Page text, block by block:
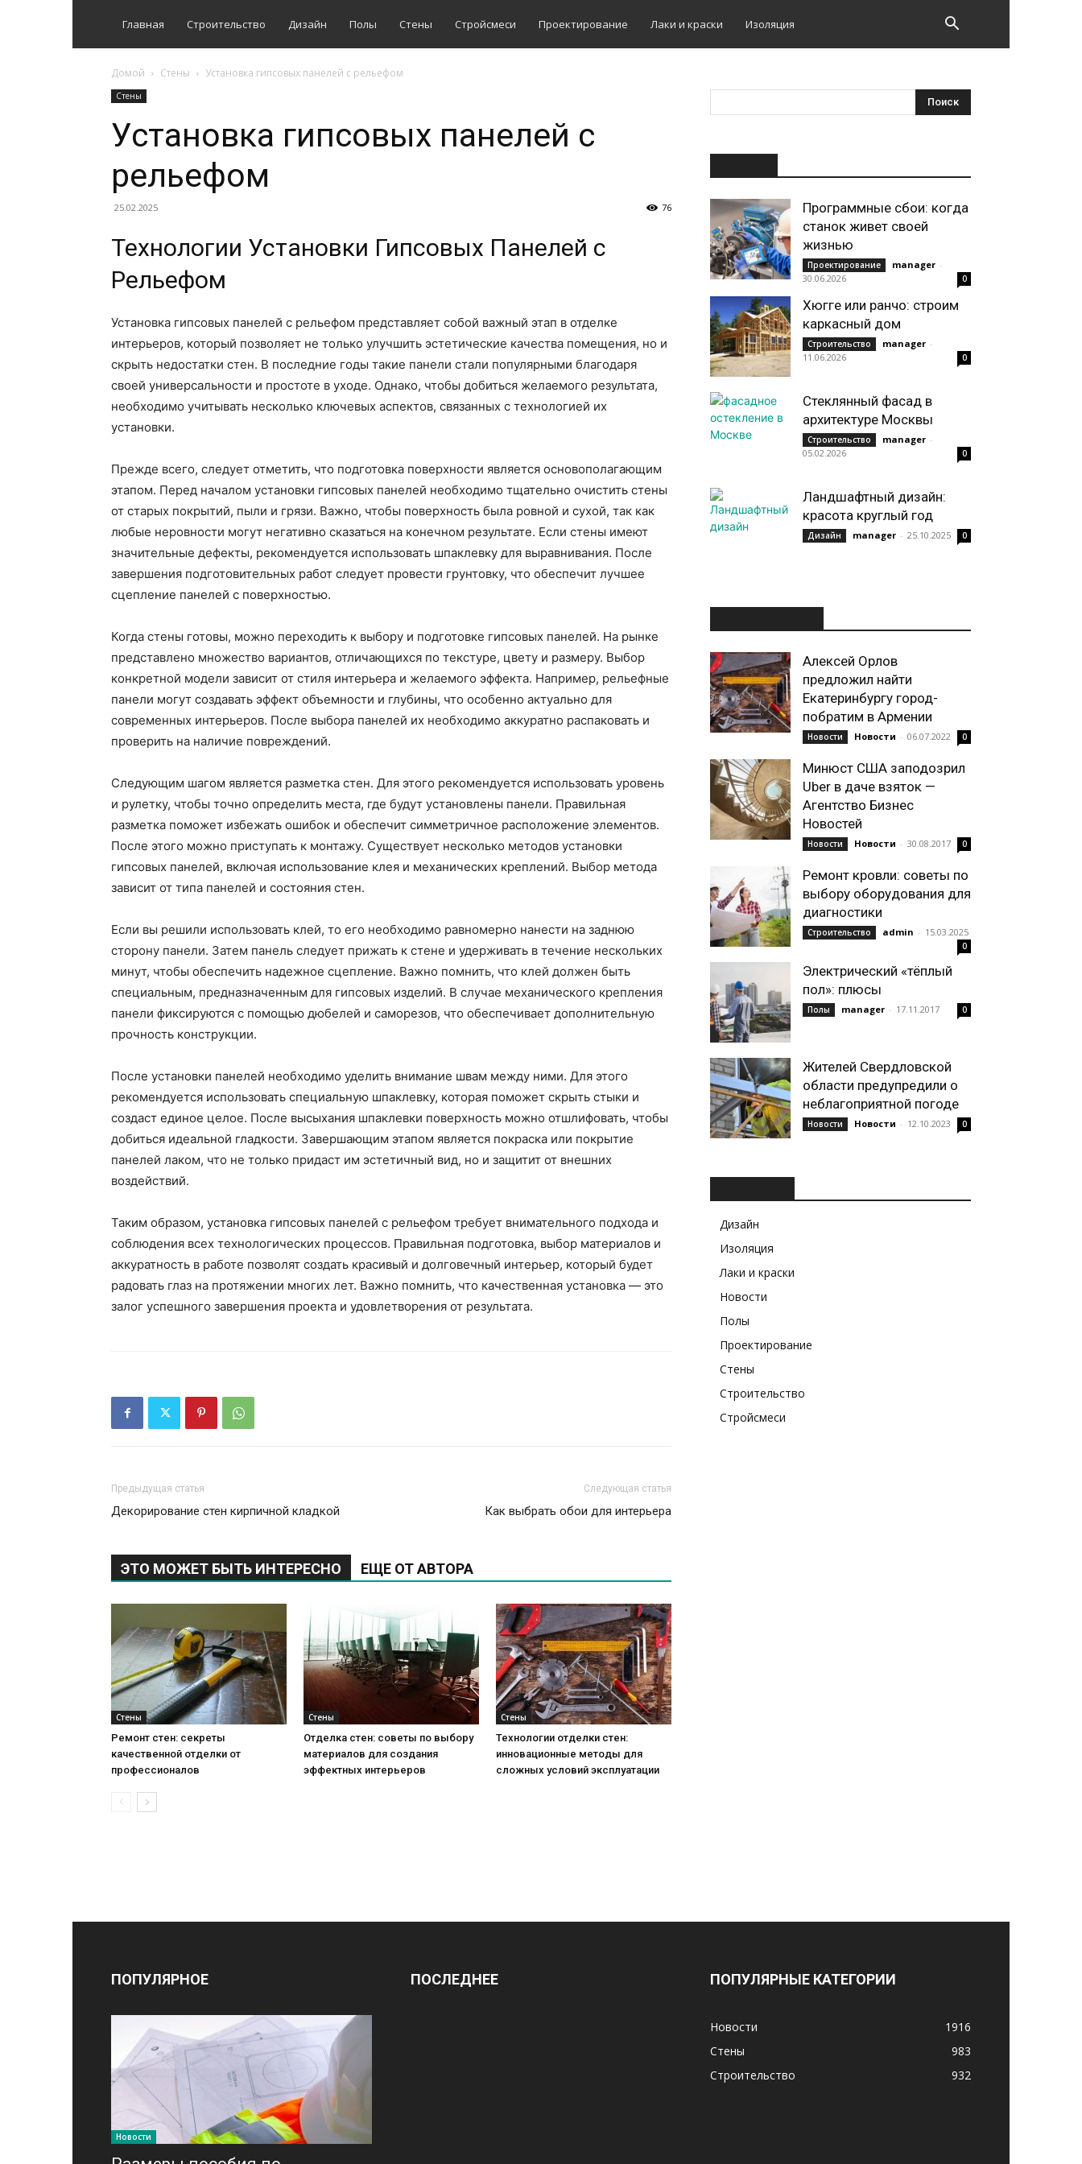
Главная Строительство Дизайн Полы Стены Стройсмеси Проектирование Лаки и краски Изоляция
Домой Стены Установка гипсовых панелей с рельефом
Стены
Установка гипсовых панелей с
рельефом
25.02.2025 76
Технологии Установки Гипсовых Панелей с
Рельефом
Установка гипсовых панелей с рельефом представляет собой важный этап в отделке
интерьеров, который позволяет не только улучшить эстетические качества помещения, но и
скрыть недостатки стен. В последние годы такие панели стали популярными благодаря
своей универсальности и простоте в уходе. Однако, чтобы добиться желаемого результата,
необходимо учитывать несколько ключевых аспектов, связанных с технологией их
установки.
Прежде всего, следует отметить, что подготовка поверхности является основополагающим
этапом. Перед началом установки гипсовых панелей необходимо тщательно очистить стены
от старых покрытий, пыли и грязи. Важно, чтобы поверхность была ровной и сухой, так как
любые неровности могут негативно сказаться на конечном результате. Если стены имеют
значительные дефекты, рекомендуется использовать шпаклевку для выравнивания. После
завершения подготовительных работ следует провести грунтовку, что обеспечит лучшее
сцепление панелей с поверхностью.
Когда стены готовы, можно переходить к выбору и подготовке гипсовых панелей. На рынке
представлено множество вариантов, отличающихся по текстуре, цвету и размеру. Выбор
конкретной модели зависит от стиля интерьера и желаемого эффекта. Например, рельефные
панели могут создавать эффект объемности и глубины, что особенно актуально для
современных интерьеров. После выбора панелей их необходимо аккуратно распаковать и
проверить на наличие повреждений.
Следующим шагом является разметка стен. Для этого рекомендуется использовать уровень
и рулетку, чтобы точно определить места, где будут установлены панели. Правильная
разметка поможет избежать ошибок и обеспечит симметричное расположение элементов.
После этого можно приступать к монтажу. Существует несколько методов установки
гипсовых панелей, включая использование клея и механических креплений. Выбор метода
зависит от типа панелей и состояния стен.
Если вы решили использовать клей, то его необходимо равномерно нанести на заднюю
сторону панели. Затем панель следует прижать к стене и удерживать в течение нескольких
минут, чтобы обеспечить надежное сцепление. Важно помнить, что клей должен быть
специальным, предназначенным для гипсовых изделий. В случае механического крепления
панели фиксируются с помощью дюбелей и саморезов, что обеспечивает дополнительную
прочность конструкции.
После установки панелей необходимо уделить внимание швам между ними. Для этого
рекомендуется использовать специальную шпаклевку, которая поможет скрыть стыки и
создаст единое целое. После высыхания шпаклевки поверхность можно отшлифовать, чтобы
добиться идеальной гладкости. Завершающим этапом является покраска или покрытие
панелей лаком, что не только придаст им эстетичный вид, но и защитит от внешних
воздействий.
Таким образом, установка гипсовых панелей с рельефом требует внимательного подхода и
соблюдения всех технологических процессов. Правильная подготовка, выбор материалов и
аккуратность в работе позволят создать красивый и долговечный интерьер, который будет
радовать глаз на протяжении многих лет. Важно помнить, что качественная установка — это
залог успешного завершения проекта и удовлетворения от результата.
Предыдущая статья
Декорирование стен кирпичной кладкой
Следующая статья
Как выбрать обои для интерьера
ЭТО МОЖЕТ БЫТЬ ИНТЕРЕСНО ЕЩЕ ОТ АВТОРА
Стены
Ремонт стен: секреты
качественной отделки от
профессионалов
Стены
Отделка стен: советы по выбору
материалов для создания
эффектных интерьеров
Стены
Технологии отделки стен:
инновационные методы для
сложных условий эксплуатации
Программные сбои: когда
станок живет своей
жизнью
Проектирование manager -
30.06.2026
0
Хюгге или ранчо: строим
каркасный дом
Строительство manager -
11.06.2026
0
Стеклянный фасад в
архитектуре Москвы
Строительство manager -
05.02.2026
0
Ландшафтный дизайн:
красота круглый год
Дизайн manager - 25.10.2025 0
Алексей Орлов
предложил найти
Екатеринбургу город-
побратим в Армении
Новости Новости - 06.07.2022 0
Минюст США заподозрил
Uber в даче взяток —
Агентство Бизнес
Новостей
Новости Новости - 30.08.2017 0
Ремонт кровли: советы по
выбору оборудования для
диагностики
Строительство admin - 15.03.2025
0
Электрический «тёплый
пол»: плюсы
Полы manager - 17.11.2017 0
Жителей Свердловской
области предупредили о
неблагоприятной погоде
Новости Новости - 12.10.2023 0
Дизайн
Изоляция
Лаки и краски
Новости
Полы
Проектирование
Стены
Строительство
Стройсмеси
ПОПУЛЯРНОЕ
Новости
ПОСЛЕДНЕЕ ПОПУЛЯРНЫЕ КАТЕГОРИИ
Новости
1916
Стены
983
Строительство
932